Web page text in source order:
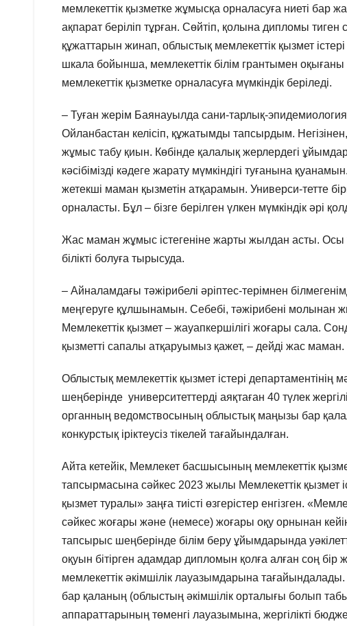
мемлекеттік қызметке жұмысқа орналасуға ниеті
ақпарат беріліп тұрған. Сөйтіп, қолына дипломы
құжаттарын жинап, облыстық мемлекеттік қызмет
шкала бойынша, мемлекеттік білім грантымен оқығаны
мемлекеттік қызметке орналасуға мүмкіндік беріледі.
– Туған жерім Баянауылда сани-тарлық-
Ойланбастан келісіп, құжатымды тапсырдым.
жұмыс табу қиын. Көбінде қалалық жерлердегі
кәсібімізді кәдеге жарату мүмкіндігі туғанына
жетекші маман қызметін атқарамын. Универси-тетте
орналасты. Бұл – бізге берілген үлкен мүмкіндік әрі
Жас маман жұмыс істегеніне жарты жылдан асты.
білікті болуға тырысуда.
– Айналамдағы тәжірибелі әріптес-терімнен
меңгеруге құлшынамын. Себебі, тәжірибені молынан
Мемлекеттік қызмет – жауапкершілігі жоғары сала.
қызметті сапалы атқаруымыз қажет, – дейді жас маман.
Облыстық мемлекеттік қызмет істері департаментінің
шеңберінде университеттерді аяқтаған 40 түлек
органның ведомствосының облыстық маңызы бар
конкурстық іріктеусіз тікелей тағайындалған.
Айта кетейік, Мемлекет басшысының мемлекеттік
тапсырмасына сәйкес 2023 жылы Мемлекеттік қызмет
қызмет туралы» заңға тиісті өзгерістер енгізген.
сәйкес жоғары және (немесе) жоғары оқу орнынан
тапсырыс шеңберінде білім беру ұйымдарында
оқуын бітірген адамдар дипломын қолға алған соң бір
мемлекеттік әкімшілік лауазымдарына
бар қаланың (облыстың әкімшілік орталығы болып
аппараттарының төменгі лауазымына, жергілікті